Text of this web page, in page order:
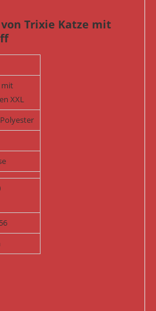
Trixie Katze mit
mit
XXL